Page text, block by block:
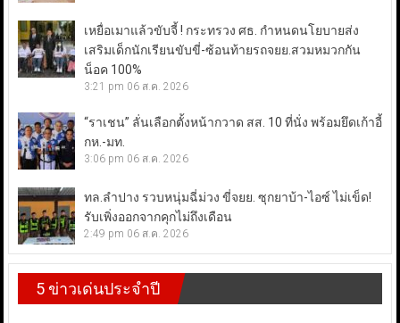
เหยื่อเมาแล้วขับจี้ ! กระทรวง ศธ. กำหนดนโยบายส่ง
เสริมเด็กนักเรียนขับขี่-ซ้อนท้ายรถจยย.สวมหมวกกัน
น็อค 100%
3:21 pm 06 ส.ค. 2026
“ราเชน” ลั่นเลือกตั้งหน้ากวาด สส. 10 ที่นั่ง พร้อมยึดเก้าอี้
กห.-มท.
3:06 pm 06 ส.ค. 2026
ทล.ลำปาง รวบหนุ่มฉี่ม่วง ขี่จยย. ซุกยาบ้า-ไอซ์ ไม่เข็ด!
รับเพิ่งออกจากคุกไม่ถึงเดือน
2:49 pm 06 ส.ค. 2026
5 ข่าวเด่นประจำปี